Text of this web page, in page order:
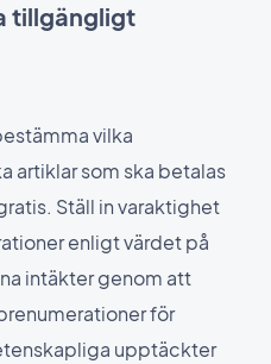
tillgängligt
vilka
artiklar som ska betalas
Ställ in varaktighet
enligt värdet på
intäkter genom att
för
upptäckter